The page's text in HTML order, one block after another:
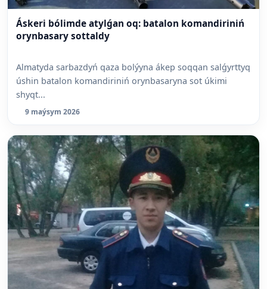
Áskeri bólimde atylǵan oq: batalon komandiriniń
orynbasary sottaldy
Almatyda sarbazdyń qaza bolýyna ákep soqqan salǵyrttyq
úshin batalon komandiriniń orynbasaryna sot úkimi
shyqt...
9 maýsym 2026